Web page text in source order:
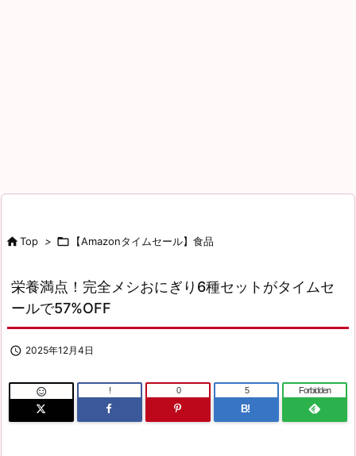
Top >  【Amazonタイムセール】食品
栄養満点！完全メシおにぎり6種セットがタイムセ
ールで57%OFF
 2025年12月4日
 ! 0
B!
5 Forbidden